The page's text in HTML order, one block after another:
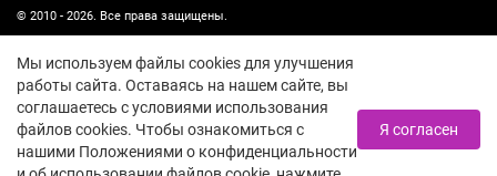
© 2010 - 2026. Все права защищены.
Пользовательское соглашение и политика
конфиденциальности
18+
Мы используем файлы cookies для улучшения
работы сайта. Оставаясь на нашем сайте, вы
соглашаетесь с условиями использования
файлов cookies. Чтобы ознакомиться с
нашими Положениями о конфиденциальности
Я согласен